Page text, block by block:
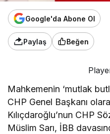
Google'da Abone Ol
Paylaş Beğen
Mahkemenin ‘mutlak
CHP Genel Başkanı
Kılıçdaroğlu’nun CHP
Müslim Sarı, İBB